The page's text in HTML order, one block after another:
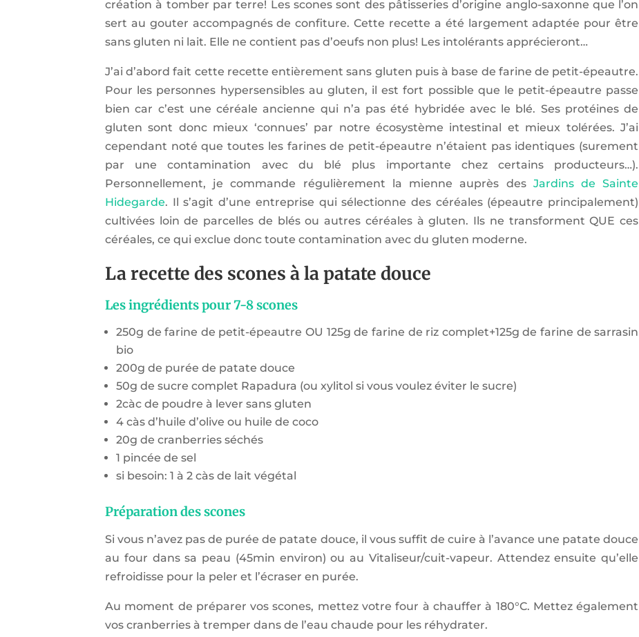
création à tomber par terre! Les scones sont des pâtisseries d’origine anglo-saxonne que l’on
sert au gouter accompagnés de confiture. Cette recette a été largement adaptée pour être
sans gluten ni lait. Elle ne contient pas d’oeufs non plus! Les intolérants apprécieront…
J’ai d’abord fait cette recette entièrement sans gluten puis à base de farine de petit-épeautre.
Pour les personnes hypersensibles au gluten, il est fort possible que le petit-épeautre passe
bien car c’est une céréale ancienne qui n’a pas été hybridée avec le blé. Ses protéines de
gluten sont donc mieux ‘connues’ par notre écosystème intestinal et mieux tolérées. J’ai
cependant noté que toutes les farines de petit-épeautre n’étaient pas identiques (surement
par une contamination avec du blé plus importante chez certains producteurs…).
Personnellement, je commande régulièrement la mienne auprès des Jardins de Sainte
Hidegarde. Il s’agit d’une entreprise qui sélectionne des céréales (épeautre principalement)
cultivées loin de parcelles de blés ou autres céréales à gluten. Ils ne transforment QUE ces
céréales, ce qui exclue donc toute contamination avec du gluten moderne.
La recette des scones à la patate douce
Les ingrédients pour 7-8 scones
250g de farine de petit-épeautre OU 125g de farine de riz complet+125g de farine de sarrasin
bio
200g de purée de patate douce
50g de sucre complet Rapadura (ou xylitol si vous voulez éviter le sucre)
2càc de poudre à lever sans gluten
4 càs d’huile d’olive ou huile de coco
20g de cranberries séchés
1 pincée de sel
si besoin: 1 à 2 càs de lait végétal
Préparation des scones
Si vous n’avez pas de purée de patate douce, il vous suffit de cuire à l’avance une patate douce
au four dans sa peau (45min environ) ou au Vitaliseur/cuit-vapeur. Attendez ensuite qu’elle
refroidisse pour la peler et l’écraser en purée.
Au moment de préparer vos scones, mettez votre four à chauffer à 180°C. Mettez également
vos cranberries à tremper dans de l’eau chaude pour les réhydrater.